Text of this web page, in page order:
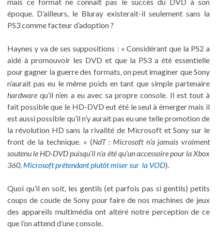
époque. D’ailleurs, le Bluray existerait-il seulement sans la
PS3 comme facteur d’adoption ?
Haynes y va de ses suppositions : « Considérant que la PS2 a
aidé à promouvoir les DVD et que la PS3 a été essentielle
pour gagner la guerre des formats, on peut imaginer que Sony
n’aurait pas eu le même poids en tant que simple partenaire
hardware qu’il n’en a eu avec sa propre console. Il est tout à
fait possible que le HD-DVD eut été le seul à émerger mais il
est aussi possible qu’il n’y aurait pas eu une telle promotion de
la révolution HD sans la rivalité de Microsoft et Sony sur le
front de la technique. » (NdT : Microsoft n’a jamais vraiment
soutenu le HD-DVD puisqu’il n’a été qu’un accessoire pour la Xbox
360, Microsoft prétendant plutôt miser sur la VOD).
Quoi qu’il en soit, les gentils (et parfois pas si gentils) petits
coups de coude de Sony pour faire de nos machines de jeux
des appareils multimédia ont altéré notre perception de ce
que l’on attend d’une console.